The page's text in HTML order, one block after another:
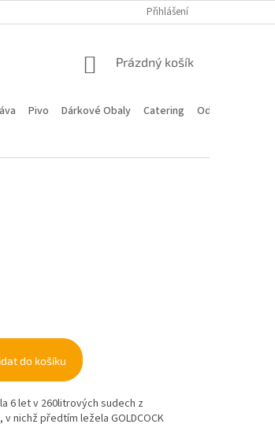
HODNOCENÍ OBCHODU
Přihlášení
NÁKUPNÍ
Prázdný košík
Pivo Dárkové Obaly Catering
Odstoupení od
do košíku
6 let v 260litrových sudech z
nichž předtím ležela GOLDCOCK